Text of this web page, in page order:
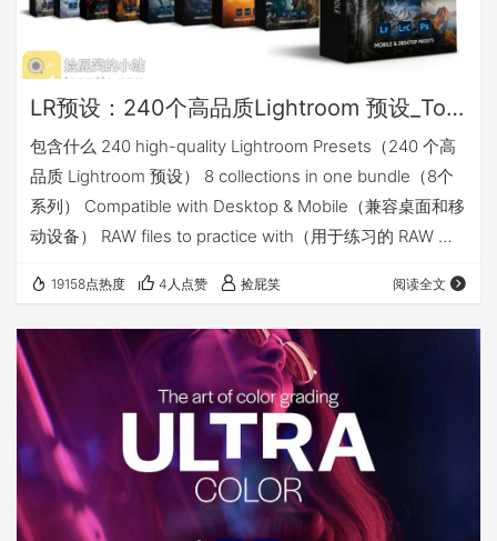
LR预设：240个高品质Lightroom 预设_Tomas Havel – The Complete Presets Bundle
包含什么 240 high-quality Lightroom Presets（240 个高
品质 Lightroom 预设） 8 collections in one bundle（8个
系列） Compatible with Desktop & Mobile（兼容桌面和移
动设备） RAW files to practice with（用于练习的 RAW 文
下载） 预览 怎么安装 会用LR，应该就会装预设 当然下载文
件中也包…
19158点热度 4人点赞 捡屁笑 阅读全文